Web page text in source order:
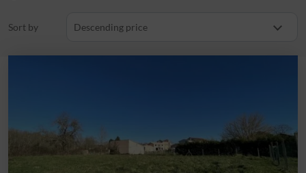
Sort by Descending price